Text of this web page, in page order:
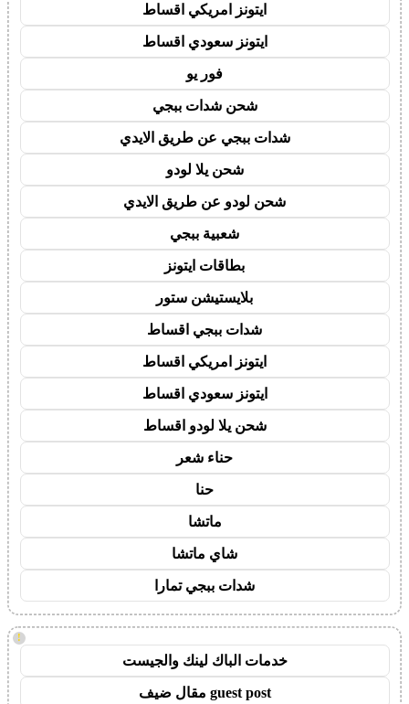
ايتونز امريكي اقساط
ايتونز سعودي اقساط
فور يو
شحن شدات ببجي
شدات ببجي عن طريق الايدي
شحن يلا لودو
شحن لودو عن طريق الايدي
شعبية ببجي
بطاقات ايتونز
بلايستيشن ستور
شدات ببجي اقساط
ايتونز امريكي اقساط
ايتونز سعودي اقساط
شحن يلا لودو اقساط
حناء شعر
حنا
ماتشا
شاي ماتشا
شدات ببجي تمارا
!
خدمات الباك لينك والجيست
guest post مقال ضيف